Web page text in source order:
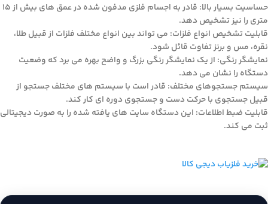
حساسیت بسیار بالا: قادر به اجسام فلزی مدفون شده در عمق های بیش از 15
متری را نیز تشخیص دهد.
قابلیت تشخیص انواع فلزات: می تواند بین انواع مختلف فلزات از قبیل طلا،
نقره، مس و برنز تفاوت قائل شود.
نمایشگر رنگی: از یک نمایشگر رنگی بزرگ و واضح بهره می برد که وضعیت
دستگاه را نشان می دهد.
سیستم جستجوهای مختلف: قادر است با سیستم های مختلف جستجو از
قبیل جستجوی با حرکت دست و جستجوی دوره ای کار کند.
قابلیت ضبط اطلاعات: این دستگاه سایت های یافته شده را به صورت دیجیتالی
ثبت می کند.